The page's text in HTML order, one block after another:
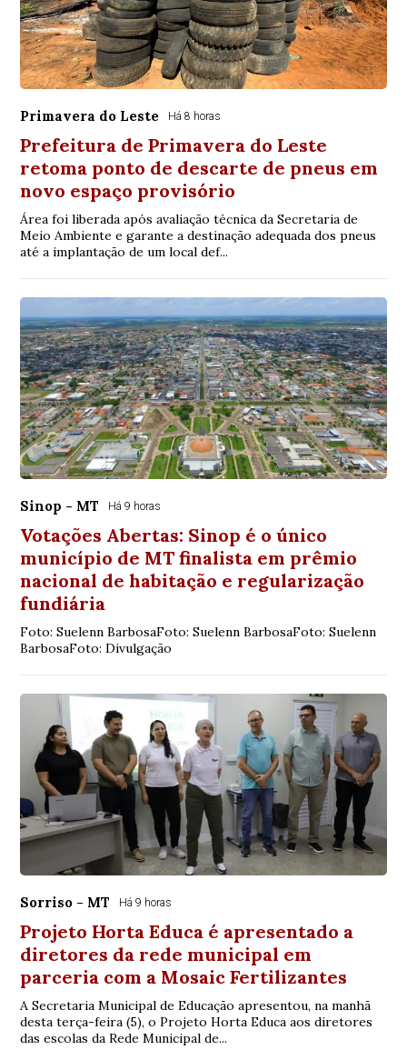
Primavera do Leste Há 8 horas
Prefeitura de Primavera do Leste
retoma ponto de descarte de pneus em
novo espaço provisório
Área foi liberada após avaliação técnica da Secretaria de
Meio Ambiente e garante a destinação adequada dos pneus
até a implantação de um local def...
Sinop - MT Há 9 horas
Votações Abertas: Sinop é o único
município de MT finalista em prêmio
nacional de habitação e regularização
fundiária
Foto: Suelenn BarbosaFoto: Suelenn BarbosaFoto: Suelenn
BarbosaFoto: Divulgação
Sorriso - MT Há 9 horas
Projeto Horta Educa é apresentado a
diretores da rede municipal em
parceria com a Mosaic Fertilizantes
A Secretaria Municipal de Educação apresentou, na manhã
desta terça-feira (5), o Projeto Horta Educa aos diretores
das escolas da Rede Municipal de...